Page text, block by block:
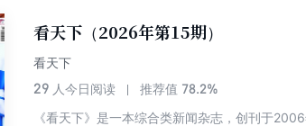
看天下（2026年第15期）
看天下
29 人今日阅读 推荐值 78.2%
《看天下》是一本综合类新闻杂志，创刊于